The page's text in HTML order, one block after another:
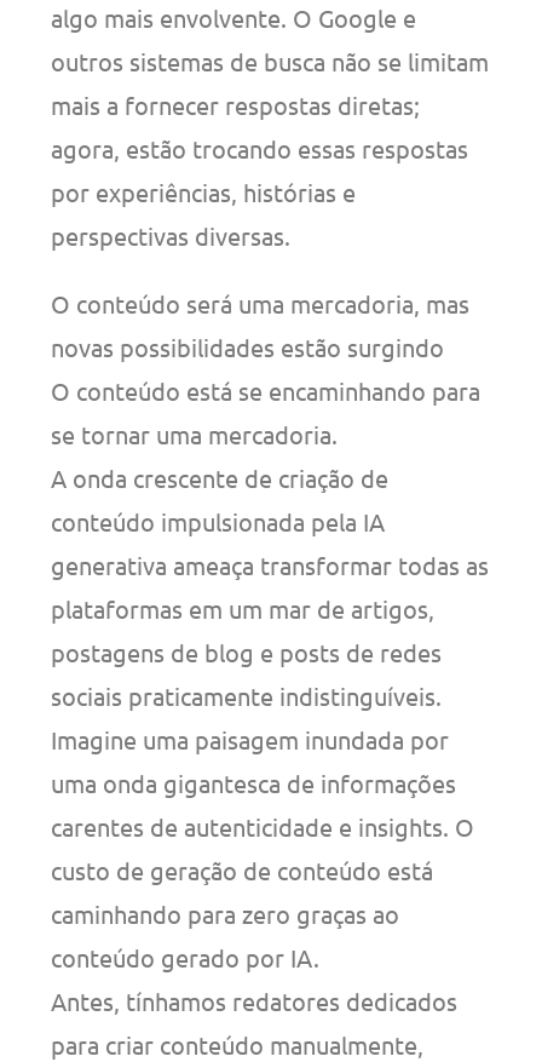
algo mais envolvente. O Google e
outros sistemas de busca não se limitam
mais a fornecer respostas diretas;
agora, estão trocando essas respostas
por experiências, histórias e
perspectivas diversas.
O conteúdo será uma mercadoria, mas
novas possibilidades estão surgindo
O conteúdo está se encaminhando para
se tornar uma mercadoria.
A onda crescente de criação de
conteúdo impulsionada pela IA
generativa ameaça transformar todas as
plataformas em um mar de artigos,
postagens de blog e posts de redes
sociais praticamente indistinguíveis.
Imagine uma paisagem inundada por
uma onda gigantesca de informações
carentes de autenticidade e insights. O
custo de geração de conteúdo está
caminhando para zero graças ao
conteúdo gerado por IA.
Antes, tínhamos redatores dedicados
para criar conteúdo manualmente,